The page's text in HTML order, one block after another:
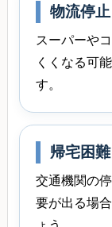
物流停止
スーパーや
くくなる可
す。
帰宅困難
交通機関の
要が出る場